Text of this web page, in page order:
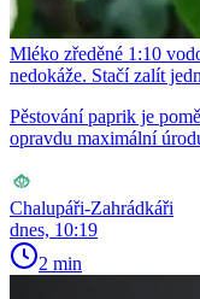
Mléko zředěné 1:10
nedokáže. Stačí zalít
Pěstování paprik je
opravdu maximální
Chalupáři-Zahrádkáři
dnes, 10:19
2 min